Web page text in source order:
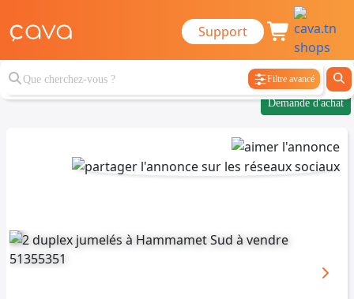
Support
Filtre avancé
Demande d'achat